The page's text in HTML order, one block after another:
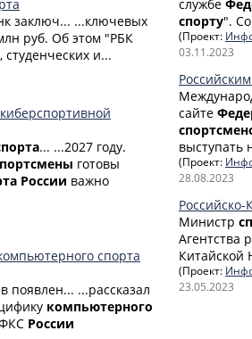
заключ... ...ключевых
руб. Об этом "РБК
, студенческих и...
... ...2027 году.
готовы
России важно
спорта
появлен... ...рассказал
компьютерного
России
службе
спорту".
(Проект:
03.11.2023
сайте
выступать
(Проект:
28.08.2023
Министр
Агентства
Китайской
(Проект:
23.05.2023